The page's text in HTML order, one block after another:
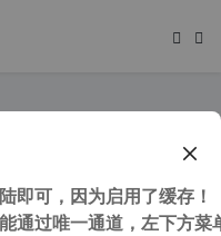
珊瑚の海”64位精简优
即可，因为启用了缓存！
通过唯一通道，左下方菜